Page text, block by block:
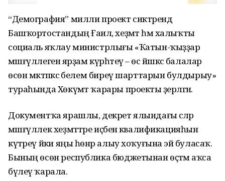
“Демография” милли проект сиктәрендә
Башҡортостандың Ғаилә, хеҙмәт һәм халыҡты
социаль яҡлау министрлығы «Ҡатын-ҡыҙҙар
мәшғүллегенә ярҙам күрһәтеү – өс йәшкәсә балалар
өсөн мәктәпкәсә белем биреү шарттарын булдырыу»
тураһында Хөкүмәт ҡарары проекты әҙерләгән.
Документҡа ярашлы, декрет ялындағы әсәләр
мәшғүллек хеҙмәттәре иҫәбенә квалификацияһын
күтәреү йәки яңы һөнәр алыу хоҡуғына эйә буласаҡ.
Бының өсөн республика бюджетынан өҫтәмә аҡса
бүлеү ҡарала.